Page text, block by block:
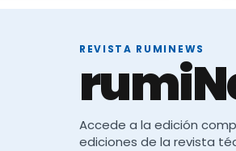
REVISTA RUMINEWS
Accede a la edición
ediciones de la revista